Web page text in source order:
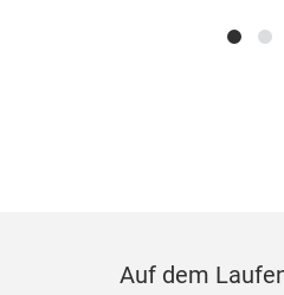
Auf dem